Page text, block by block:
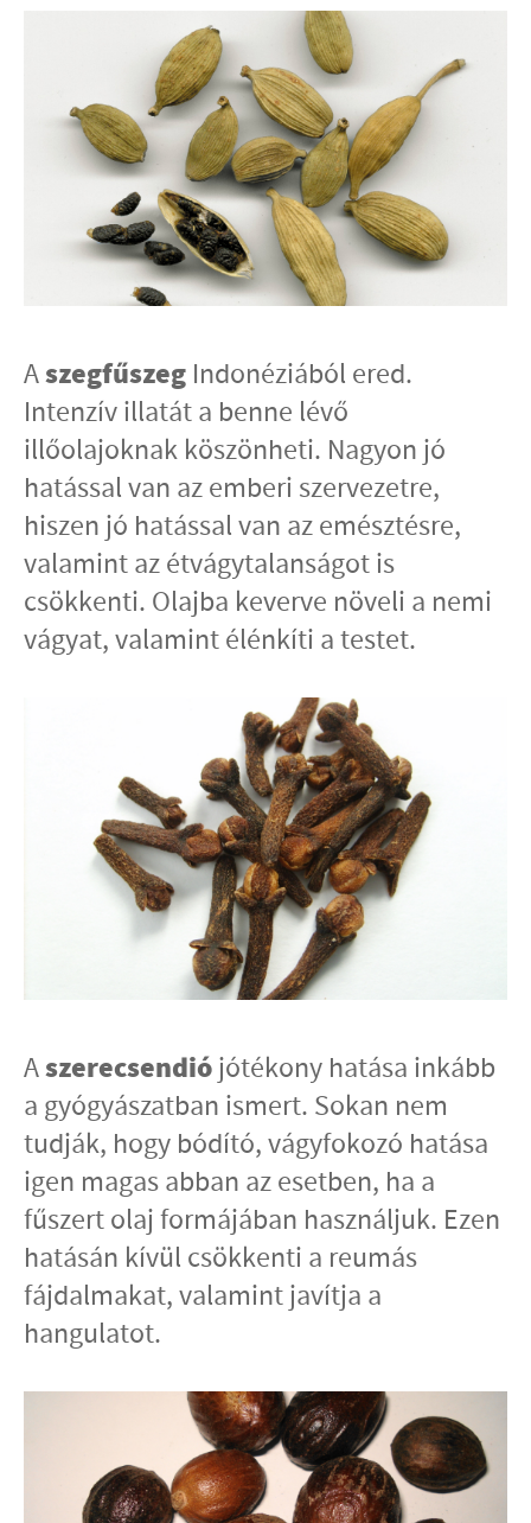
Aszegfűszeg Indonéziából ered.
Intenzív illatát a benne lévő
illőolajoknak köszönheti. Nagyon jó
hatással van az emberi szervezetre,
hiszen jó hatással van az emésztésre,
valamint az étvágytalanságot is
csökkenti. Olajba keverve növeli a nemi
vágyat, valamint élénkíti a testet.
Aszerecsendiójótékony hatása inkább
a gyógyászatban ismert. Sokan nem
tudják, hogy bódító, vágyfokozó hatása
igen magas abban az esetben, ha a
fűszert olaj formájában használjuk. Ezen
hatásán kívül csökkenti a reumás
fájdalmakat, valamint javítja a
hangulatot.